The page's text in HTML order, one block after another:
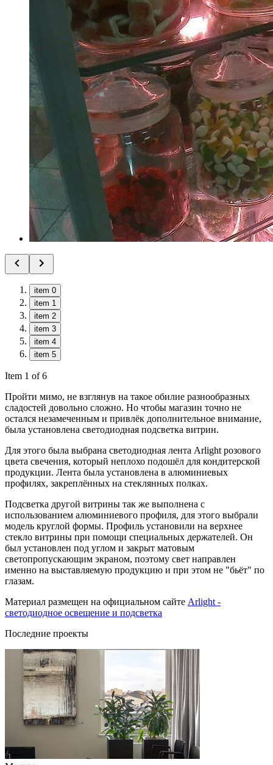
item 0
item 1
item 2
item 3
item 4
item 5
Item 1 of 6
Пройти мимо, не взглянув на такое обилие разнообразных
сладостей довольно сложно. Но чтобы магазин точно не
остался незамеченным и привлёк дополнительное внимание,
была установлена светодиодная подсветка витрин.
Для этого была выбрана светодиодная лента Arlight розового
цвета свечения, который неплохо подошёл для кондитерской
продукции. Лента была установлена в алюминиевых
профилях, закреплённых на стеклянных полках.
Подсветка другой витрины так же выполнена с
использованием алюминиевого профиля, для этого выбрали
модель круглой формы. Профиль установили на верхнее
стекло витрины при помощи специальных держателей. Он
был установлен под углом и закрыт матовым
светопропускающим экраном, поэтому свет направлен
именно на выставляемую продукцию и при этом не "бьёт" по
глазам.
Материал размещен на официальном сайте Arlight -
светодиодное освещение и подсветка
Последние проекты